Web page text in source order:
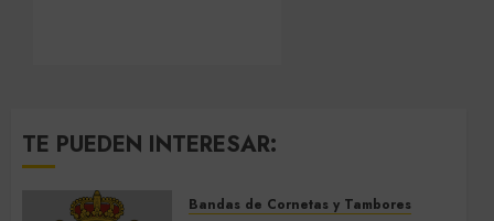
TE PUEDEN INTERESAR:
Bandas de Cornetas y Tambores